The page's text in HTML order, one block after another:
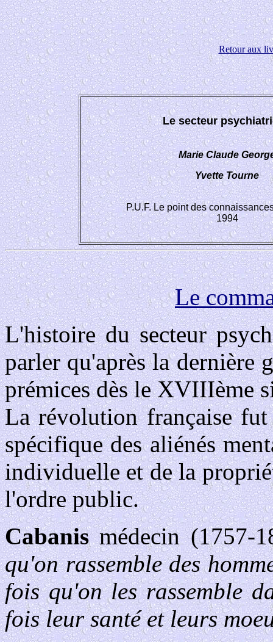
Retour aux
Le secteur
Marie Claude
Yvette Tourne
P.U.F. Le point des
1994
Le
L'histoire du secteur
parler qu'après la dernière
prémices dès le XVIIIème
La révolution française
spécifique des aliénés
individuelle et de la
l'ordre public.
Cabanismédecin (1757-
qu'on rassemble des
fois qu'on les rassemble
fois leur santé et leurs